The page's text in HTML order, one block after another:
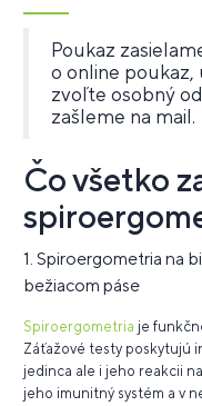
Poukaz
o online
zvoľte osobný
zašleme na mail.
Čo všetko
1. Spiroergometria na
bežiacom páse
Spiroergometria je
Záťažové testy poskytujú
jedinca ale i jeho reakcii
jeho imunitný systém a v